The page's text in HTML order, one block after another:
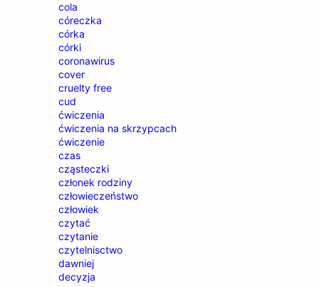
cola
córeczka
córka
córki
coronawirus
cover
cruelty free
cud
ćwiczenia
ćwiczenia na skrzypcach
ćwiczenie
czas
cząsteczki
członek rodziny
człowieczeństwo
człowiek
czytać
czytanie
czytelnisctwo
dawniej
decyzja